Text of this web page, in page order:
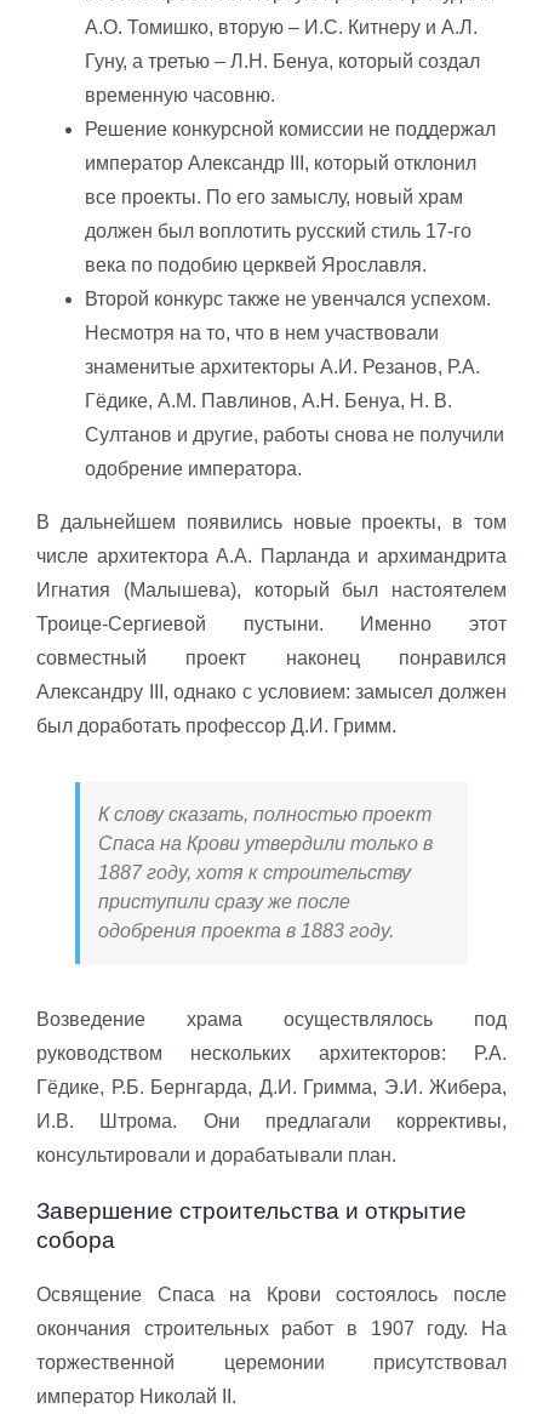
А.О. Томишко, вторую – И.С. Китнеру и А.Л.
Гуну, а третью – Л.Н. Бенуа, который создал
временную часовню.
Решение конкурсной комиссии не поддержал
император Александр III, который отклонил
все проекты. По его замыслу, новый храм
должен был воплотить русский стиль 17-го
века по подобию церквей Ярославля.
Второй конкурс также не увенчался успехом.
Несмотря на то, что в нем участвовали
знаменитые архитекторы А.И. Резанов, Р.А.
Гёдике, А.М. Павлинов, А.Н. Бенуа, Н. В.
Султанов и другие, работы снова не получили
одобрение императора.
В дальнейшем появились новые проекты, в том
числе архитектора А.А. Парланда и архимандрита
Игнатия (Малышева), который был настоятелем
Троице-Сергиевой пустыни. Именно этот
совместный проект наконец понравился
Александру III, однако с условием: замысел должен
был доработать профессор Д.И. Гримм.
К слову сказать, полностью проект
Спаса на Крови утвердили только в
1887 году, хотя к строительству
приступили сразу же после
одобрения проекта в 1883 году.
Возведение храма осуществлялось под
руководством нескольких архитекторов: Р.А.
Гёдике, Р.Б. Бернгарда, Д.И. Гримма, Э.И. Жибера,
И.В. Штрома. Они предлагали коррективы,
консультировали и дорабатывали план.
Завершение строительства и открытие
собора
Освящение Спаса на Крови состоялось после
окончания строительных работ в 1907 году. На
торжественной церемонии присутствовал
император Николай II.